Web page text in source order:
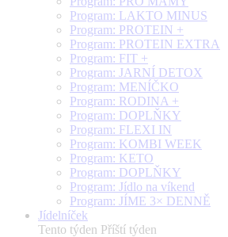
Program: LAKTO MINUS
Program: PROTEIN +
Program: PROTEIN EXTRA
Program: FIT +
Program: JARNÍ DETOX
Program: MENÍČKO
Program: RODINA +
Program: DOPLŇKY
Program: FLEXI IN
Program: KOMBI WEEK
Program: KETO
Program: DOPLŇKY
Program: Jídlo na víkend
Program: JÍME 3× DENNĚ
Jídelníček
Tento týden Příští týden